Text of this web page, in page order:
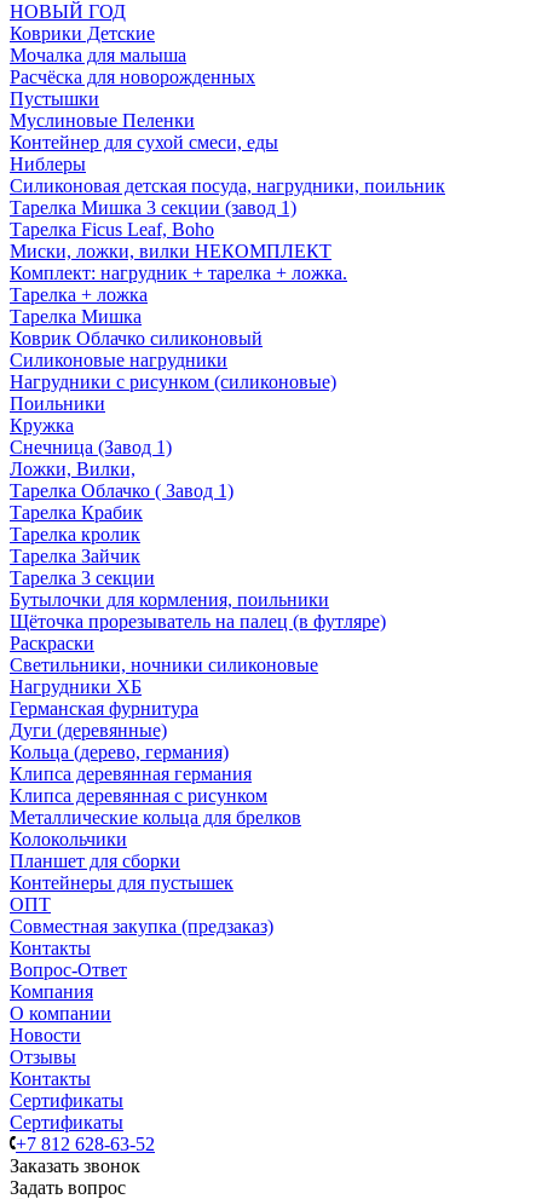
НОВЫЙ ГОД
Коврики Детские
Мочалка для малыша
Расчёска для новорожденных
Пустышки
Муслиновые Пеленки
Контейнер для сухой смеси, еды
Ниблеры
Силиконовая детская посуда, нагрудники, поильник
Тарелка Мишка 3 секции (завод 1)
Тарелка Ficus Leaf, Boho
Миски, ложки, вилки НЕКОМПЛЕКТ
Комплект: нагрудник + тарелка + ложка.
Тарелка + ложка
Тарелка Мишка
Коврик Облачко силиконовый
Силиконовые нагрудники
Нагрудники с рисунком (силиконовые)
Поильники
Кружка
Снечница (Завод 1)
Ложки, Вилки,
Тарелка Облачко ( Завод 1)
Тарелка Крабик
Тарелка кролик
Тарелка Зайчик
Тарелка 3 секции
Бутылочки для кормления, поильники
Щёточка прорезыватель на палец (в футляре)
Раскраски
Светильники, ночники силиконовые
Нагрудники ХБ
Германская фурнитура
Дуги (деревянные)
Кольца (дерево, германия)
Клипса деревянная германия
Клипса деревянная с рисунком
Металлические кольца для брелков
Колокольчики
Планшет для сборки
Контейнеры для пустышек
ОПТ
Совместная закупка (предзаказ)
Контакты
Вопрос-Ответ
Компания
О компании
Новости
Отзывы
Контакты
Сертификаты
Сертификаты
+7 812 628-63-52
Заказать звонок
Задать вопрос